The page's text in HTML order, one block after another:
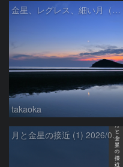
金星、レグレス、細い月（７月１６日）
takaoka
月と金星の接近 (1) 2026/07/17